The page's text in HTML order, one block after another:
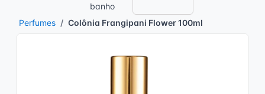
banho
Perfumes Colônia Frangipani Flower 100ml